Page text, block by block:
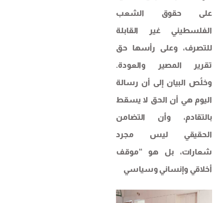
على حقوق الشعب
الفلسطيني غير القابلة
للتصرف، وعلى رأسها حق
تقرير المصير والعودة.
وخلُص البيان إلى أن رسالة
اليوم هي أن الحق لا يسقط
بالتقادم، وأن التضامن
الحقيقي ليس مجرد
شعارات، بل هو “موقف
أخلاقي وإنساني وسياسي